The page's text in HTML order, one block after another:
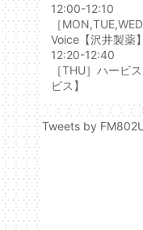
12:00-12:10
［
Voice【沢井製薬】
12:20-12:40
［THU］ハービ
ビス】
Tweets by